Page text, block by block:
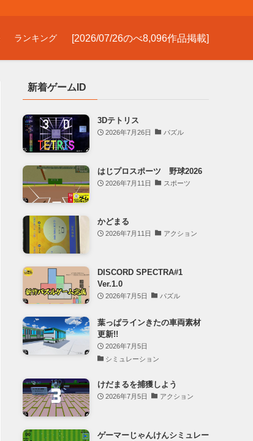
ランキング [2026/07/26のべ8,096作品掲載]
新着ゲームID
3Dテトリス
2026年7月26日 パズル
はじプロスポーツ 野球2026
2026年7月11日 スポーツ
かどまる
2026年7月11日 アクション
DISCORD SPECTRA#1
Ver.1.0
2026年7月5日 パズル
葉っぱラインきたの車両素材
更新!!
2026年7月5日
シミュレーション
けだまるを捕獲しよう
2026年7月5日 アクション
ゲーマーじゃんけんシミュレー